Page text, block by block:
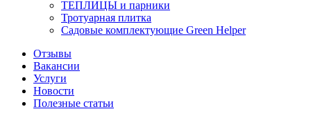
ТЕПЛИЦЫ и парники
Тротуарная плитка
Садовые комплектующие Green Helper
Отзывы
Вакансии
Услуги
Новости
Полезные статьи